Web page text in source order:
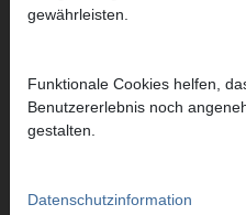
Die hochmoderne Produktion –
Qualitätsprodukte.
Zuverlässiges Härten für höchste
REMS – Marktstärke durch
gewährleisten.
Funktionale Cookies helfen,
Benutzererlebnis noch
gestalten.
Datenschutzinformation